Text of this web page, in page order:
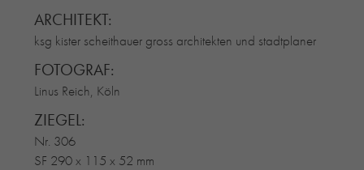
ARCHITEKT:
ksg kister scheithauer gross architekten und stadtplaner
FOTOGRAF:
Linus Reich, Köln
ZIEGEL:
Nr. 306
SF 290 x 115 x 52 mm